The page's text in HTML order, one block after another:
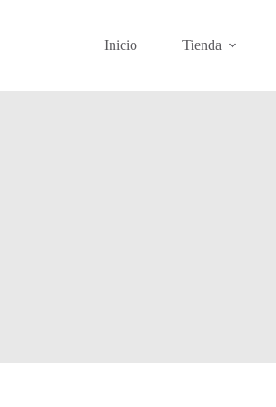
Inicio Tienda